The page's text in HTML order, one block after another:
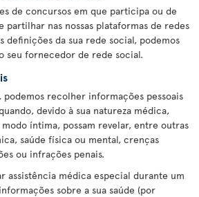
de concursos em que participa ou de
nas nossas plataformas de redes
definições da sua rede social, podemos
seu fornecedor de rede social.
recolher informações pessoais
devido à sua natureza médica,
íntima, possam revelar, entre outras
saúde física ou mental, crenças
ou infrações penais.
assistência médica especial durante um
sobre a sua saúde (por